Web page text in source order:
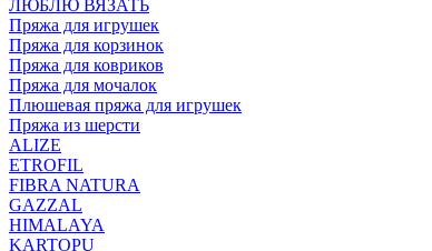
ЛЮБЛЮ ВЯЗАТЬ
Пряжа для игрушек
Пряжа для корзинок
Пряжа для ковриков
Пряжа для мочалок
Плюшевая пряжа для игрушек
Пряжа из шерсти
ALIZE
ETROFIL
FIBRA NATURA
GAZZAL
HIMALAYA
KARTOPU